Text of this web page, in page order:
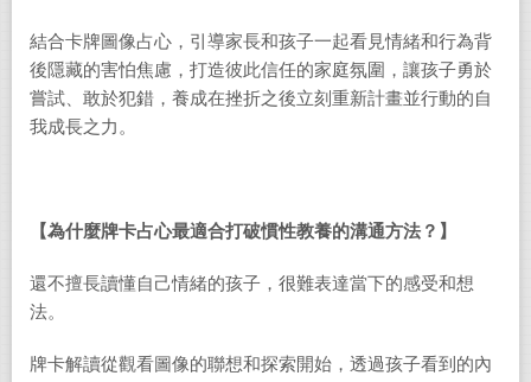
結合卡牌圖像占心，引導家長和孩子一起看見情緒和行為背
後隱藏的害怕焦慮，打造彼此信任的家庭氛圍，讓孩子勇於
嘗試、敢於犯錯，養成在挫折之後立刻重新計畫並行動的自
我成長之力。
【為什麼牌卡占心最適合打破慣性教養的溝通方法？】
還不擅長讀懂自己情緒的孩子，很難表達當下的感受和想
法。
牌卡解讀從觀看圖像的聯想和探索開始，透過孩子看到的內